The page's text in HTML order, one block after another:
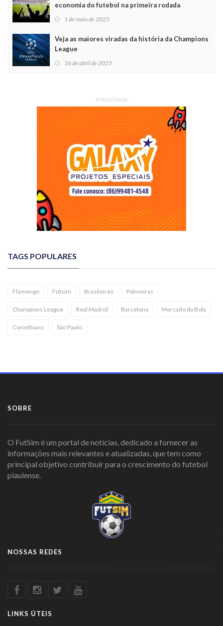
economia do futebol na primeira rodada
1 de maio de 2025
Veja as maiores viradas da história da Champions
League
16 de abril de 2025
PUBLICIDADE
TAGS POPULARES
Flamengo Futsim Brasileirão Palmeiras
Champions League Real Madrid Barcelona Mercado da Bola
Corinthians São Paulo
SOBRE
O FutSim é um portal de notícias, dedicado a fornecer as
informações mais relevantes e atualizadas, que tem como
principal objetivo contribuir para o crescimento do futebol
piauiense.
NOSSAS REDES
LINKS ÚTEIS